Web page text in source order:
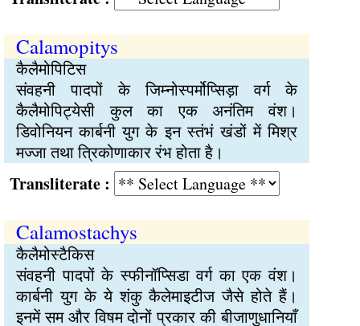
Calamopitys
कैलैमोपिटिस
संवहनी पादपों के जिम्नोस्पर्मोप्सिड़ा वर्ग के
कैलैमोपिट्येसी कुल का एक अनंतिम वंश।
डिवोनियन कार्बनी युग के इन स्तंभं खंडों में मिश्र
मज्जा तथा त्रिकोणाकार रंभ होता है।
:
Calamostachys
कैलैमोस्टैकिस
संवहनी पादपों के स्फीनॉप्सिडा वर्ग का एक वंश।
कार्बनी युग के ये शंकु कैलेमाइटीज जैसे होते हैं।
इनमें सम और विषम दोनों प्रकार की बीजाणुधानियाँ